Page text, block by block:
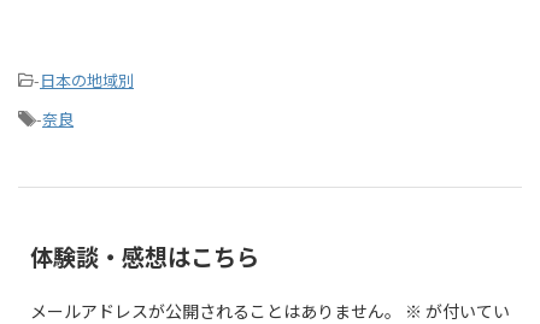
-日本の地域別
-奈良
体験談・感想はこちら
メールアドレスが公開されることはありません。 ※ が付いてい